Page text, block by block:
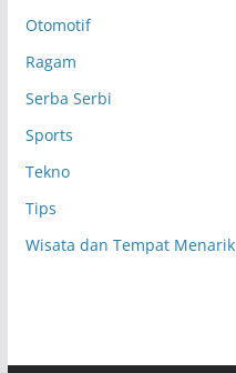
Otomotif
Ragam
Serba Serbi
Sports
Tekno
Tips
Wisata dan Tempat Menarik